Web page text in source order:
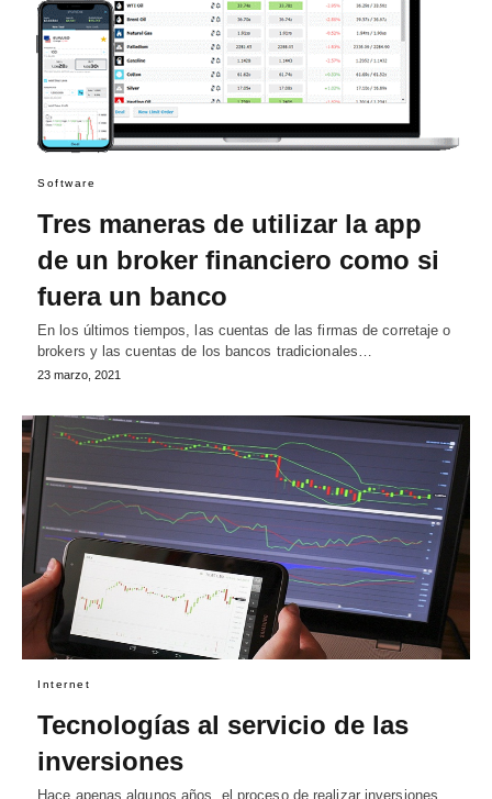
Software
Tres maneras de utilizar la app
de un broker financiero como si
fuera un banco
En los últimos tiempos, las cuentas de las firmas de corretaje o
brokers y las cuentas de los bancos tradicionales…
23 marzo, 2021
Internet
Tecnologías al servicio de las
inversiones
Hace apenas algunos años, el proceso de realizar inversiones